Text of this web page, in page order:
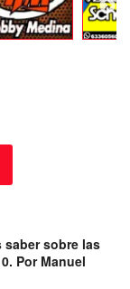
saber sobre las
Por Manuel